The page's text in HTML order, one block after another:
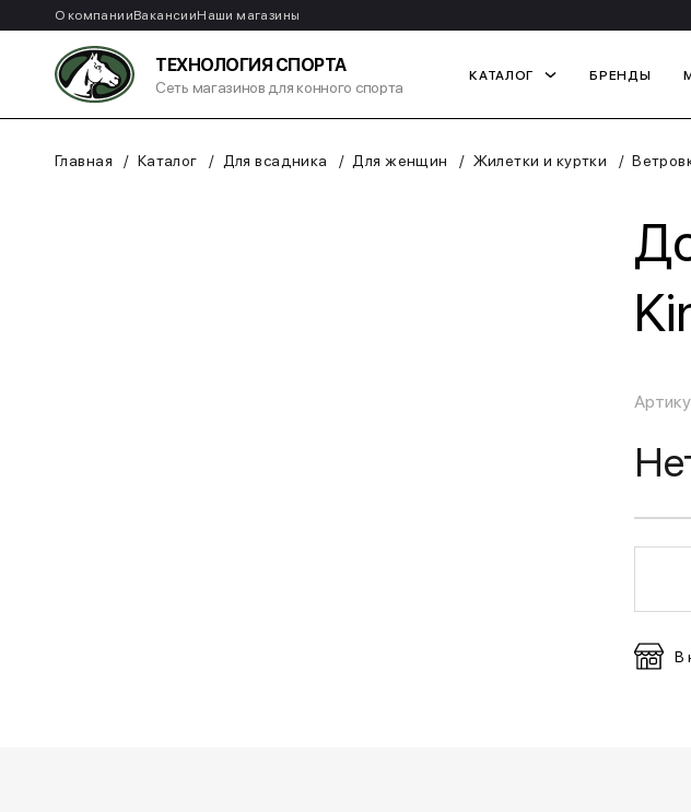
О компанииВакансииНаши магазины
ТЕХНОЛОГИЯ СПОРТА
Сеть магазинов для конного спорта
КАТАЛОГ БРЕНДЫ
Главная Каталог Для всадника Для женщин Жилетки и куртки
В